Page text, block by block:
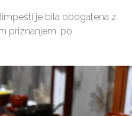
je bila obogatena z
priznanjem: po